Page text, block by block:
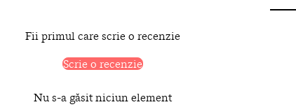
Fii primul care scrie o recenzie
Scrie o recenzie
Nu s-a găsit niciun element